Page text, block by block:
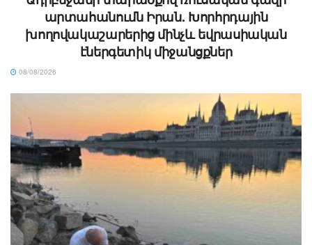
արտահանումն Իրան. Խորհրդային
խողովակաշարերից մինչև եվրասիական
էներգետիկ միջանցքներ
08/08/2026